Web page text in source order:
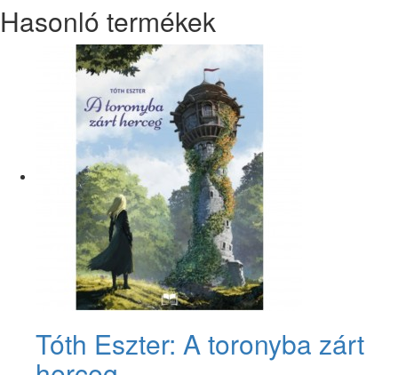
Hasonló termékek
Tóth Eszter: A toronyba zárt